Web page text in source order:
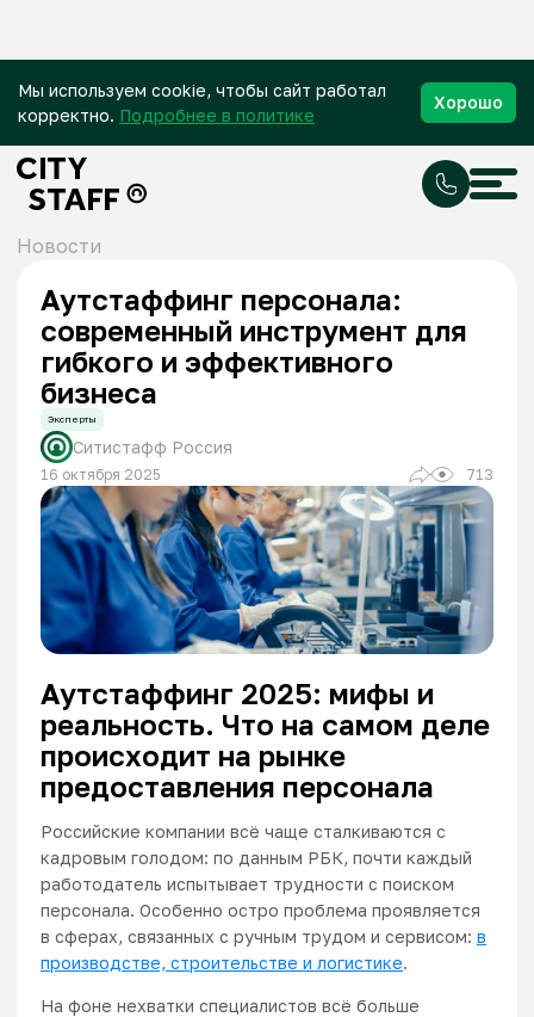
Мы используем cookie, чтобы сайт работал
корректно. Подробнее в политике
Хорошо
Новости
Аутстаффинг персонала:
современный инструмент для
гибкого и эффективного
бизнеса
Эксперты
Ситистафф Россия
16 октября 2025 713
Аутстаффинг 2025: мифы и
реальность. Что на самом деле
происходит на рынке
предоставления персонала
Российские компании всё чаще сталкиваются с
кадровым голодом: по данным РБК, почти каждый
работодатель испытывает трудности с поиском
персонала. Особенно остро проблема проявляется
в сферах, связанных с ручным трудом и сервисом: в
производстве, строительстве и логистике.
На фоне нехватки специалистов всё больше